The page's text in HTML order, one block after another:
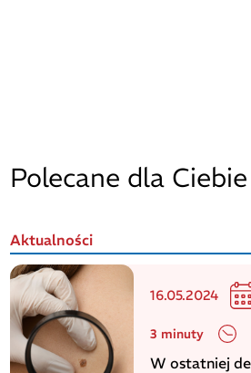
Polecane dla Ciebie
Aktualności
16.05.2024
3 minuty
W ostatniej